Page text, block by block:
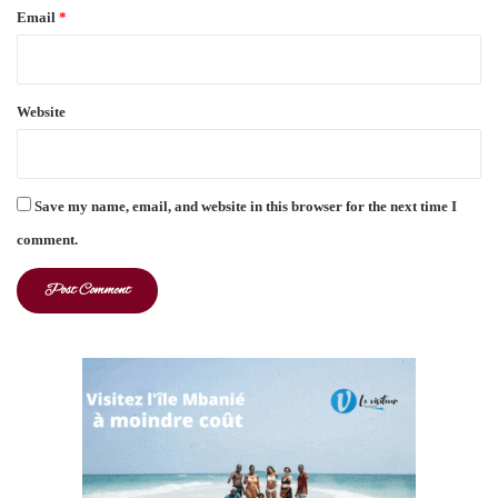
Email *
Website
Save my name, email, and website in this browser for the next time I
comment.